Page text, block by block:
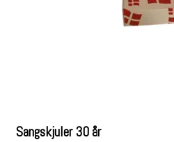
Sangskjuler 30 år